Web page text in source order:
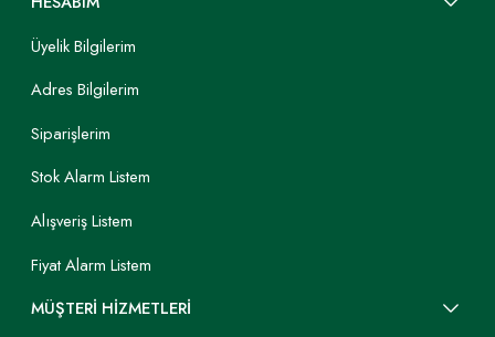
Üyelik Bilgilerim
Adres Bilgilerim
Siparişlerim
Stok Alarm Listem
Alışveriş Listem
Fiyat Alarm Listem
MÜŞTERİ HİZMETLERİ